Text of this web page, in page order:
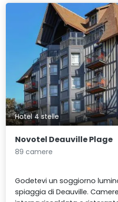
Hotel 4 stelle
Novotel Deauville Plage
89 camere
Godetevi un soggiorno
spiaggia di Deauville.